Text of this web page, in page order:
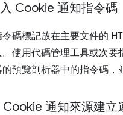
Cookie 通知指令碼
碼標記放在主要文件的
使用代碼管理工具或次
預覽剖析器中的指令碼，
Cookie 通知來源建立